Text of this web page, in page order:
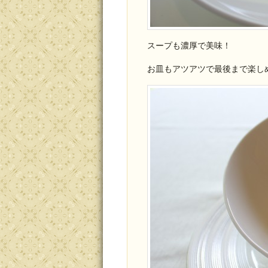
スープも濃厚で美味！
お皿もアツアツで最後まで楽し